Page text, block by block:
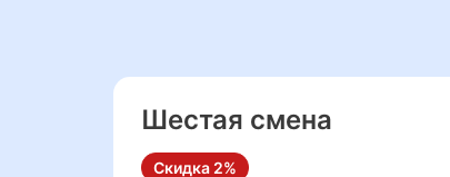
Шестая смена
Скидка 2%